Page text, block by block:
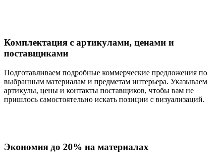
Комплектация с артикулами, ценами и
поставщиками
Подготавливаем подробные коммерческие предложения по
выбранным материалам и предметам интерьера. Указываем
артикулы, цены и контакты поставщиков, чтобы вам не
пришлось самостоятельно искать позиции с визуализаций.
Экономия до 20% на материалах